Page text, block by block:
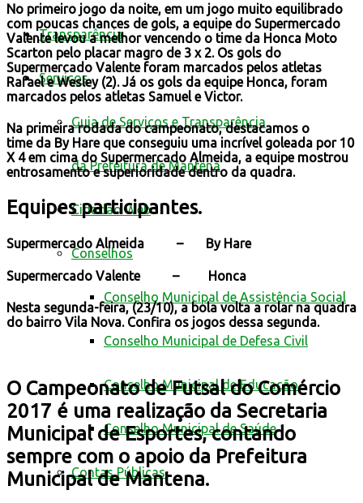
Transparência
Serviços
Guia de Serviços e Transparência
da Prefeitura de Mantena
Cidadão Web
Conselhos
Conselho Municipal de Assistência Social
Conselho Municipal de Defesa Civil
Conselho Municipal de Educação
Conselho Municipal de Saúde
Contas Públicas
No primeiro jogo da noite, em um jogo muito equilibrado
com poucas chances de gols, a equipe do Supermercado
Valente levou a melhor vencendo o time da Honca Moto
Scarton pelo placar magro de 3 x 2. Os gols do
Supermercado Valente foram marcados pelos atletas
Rafael e Wesley (2). Já os gols da equipe Honca, foram
marcados pelos atletas Samuel e Victor.
Na primeira rodada do campeonato, destacamos o
time da By Hare que conseguiu uma incrível goleada por 10
X 4 em cima do Supermercado Almeida, a equipe mostrou
entrosamento e superioridade dentro da quadra.
Equipes participantes.
Supermercado Almeida – By Hare
Supermercado Valente – Honca
Nesta segunda-feira, (23/10), a bola volta a rolar na quadra
do bairro Vila Nova. Confira os jogos dessa segunda.
O Campeonato de Futsal do Comércio
2017 é uma realização da Secretaria
Municipal de Esportes, contando
sempre com o apoio da Prefeitura
Municipal de Mantena.